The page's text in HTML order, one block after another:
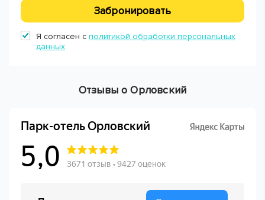
Забронировать
Я согласен с политикой обработки персональных
данных
Отзывы о Орловский